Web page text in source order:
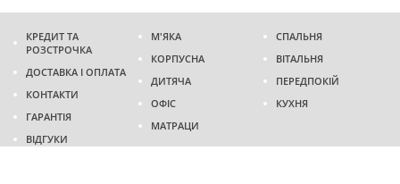
КРЕДИТ ТА
РОЗСТРОЧКА
ДОСТАВКА І ОПЛАТА
КОНТАКТИ
ГАРАНТІЯ
ВІДГУКИ
М'ЯКА
КОРПУСНА
ДИТЯЧА
ОФІС
МАТРАЦИ
СПАЛЬНЯ
ВІТАЛЬНЯ
ПЕРЕДПОКІЙ
КУХНЯ